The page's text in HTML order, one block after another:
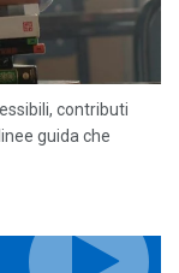
contributi
guida che